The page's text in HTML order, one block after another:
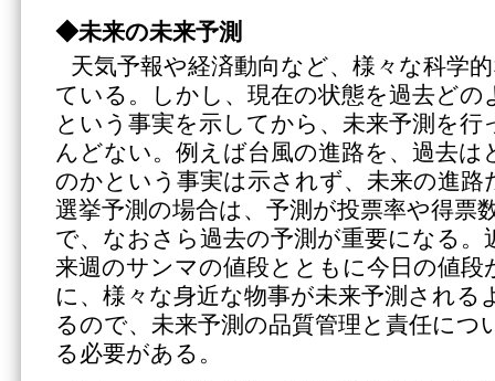
◆未来の未来予測
天気予報や経済動向など、様々な科学
ている。しかし、現在の状態を過去ど
という事実を示してから、未来予測を
んどない。例えば台風の進路を、過去は
のかという事実は示されず、未来の進路
選挙予測の場合は、予測が投票率や得票
で、なおさら過去の予測が重要になる。
来週のサンマの値段とともに今日の値段
に、様々な身近な物事が未来予測される
るので、未来予測の品質管理と責任につ
る必要がある。